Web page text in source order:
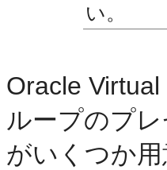
い。
Oracle
ループのプ
がいくつか